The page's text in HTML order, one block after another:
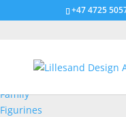
+47 4725
Family
Figurines